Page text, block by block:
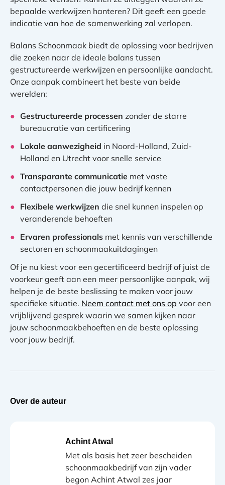
bepaalde werkwijzen hanteren? Dit geeft een goede
indicatie van hoe de samenwerking zal verlopen.
Balans Schoonmaak biedt de oplossing voor bedrijven
die zoeken naar de ideale balans tussen
gestructureerde werkwijzen en persoonlijke aandacht.
Onze aanpak combineert het beste van beide
werelden:
Gestructureerde processen zonder de starre
bureaucratie van certificering
Lokale aanwezigheid in Noord-Holland, Zuid-
Holland en Utrecht voor snelle service
Transparante communicatie met vaste
contactpersonen die jouw bedrijf kennen
Flexibele werkwijzen die snel kunnen inspelen op
veranderende behoeften
Ervaren professionals met kennis van verschillende
sectoren en schoonmaakuitdagingen
Of je nu kiest voor een gecertificeerd bedrijf of juist de
voorkeur geeft aan een meer persoonlijke aanpak, wij
helpen je de beste beslissing te maken voor jouw
specifieke situatie. Neem contact met ons op voor een
vrijblijvend gesprek waarin we samen kijken naar
jouw schoonmaakbehoeften en de beste oplossing
voor jouw bedrijf.
Over de auteur
Achint Atwal
Met als basis het zeer bescheiden
schoonmaakbedrijf van zijn vader
begon Achint Atwal zes jaar